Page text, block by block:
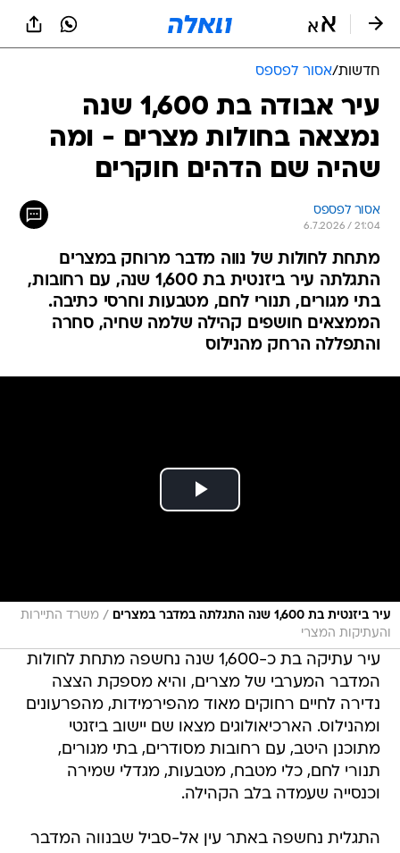
חדשות/אסור לפספס
עיר אבודה בת 1,600 שנה
נמצאה בחולות מצרים - ומה
שהיה שם הדהים חוקרים
אסור לפספס
6.7.2026 / 21:04
מתחת לחולות של נווה מדבר מרוחק במצרים
התגלתה עיר ביזנטית בת 1,600 שנה, עם רחובות,
בתי מגורים, תנורי לחם, מטבעות וחרסי כתיבה.
הממצאים חושפים קהילה שלמה שחיה, סחרה
והתפללה הרחק מהנילוס
עיר ביזנטית בת 1,600 שנה התגלתה במדבר במצרים / משרד התיירות
והעתיקות המצרי
עיר עתיקה בת כ-1,600 שנה נחשפה מתחת לחולות
המדבר המערבי של מצרים, והיא מספקת הצצה
נדירה לחיים רחוקים מאוד מהפירמידות, מהפרעונים
ומהנילוס. הארכיאולוגים מצאו שם יישוב ביזנטי
מתוכנן היטב, עם רחובות מסודרים, בתי מגורים,
תנורי לחם, כלי מטבח, מטבעות, מגדלי שמירה
וכנסייה שעמדה בלב הקהילה.
התגלית נחשפה באתר עין אל-סביל שבנווה המדבר